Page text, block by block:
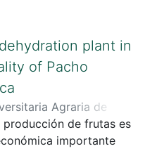
de la empresa.
para identificar
del maracuyá
a ella. Se
artículos para
y
los riesgos.
plant in
of Pacho
Agraria de
)Triviño Peñuela, Laura
Robinson Adrián
producción de frutas es
importante